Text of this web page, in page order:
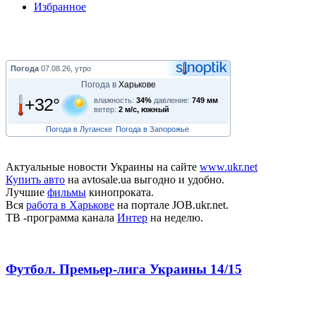
Избранное
Погода 07.08.26, утро
Погода в Харькове
+32° влажность: 34% давление: 749 мм
ветер: 2 м/с, южный
Погода в Луганске Погода в Запорожье
Актуальные новости Украины на сайте www.ukr.net
Купить авто на avtosale.ua выгодно и удобно.
Лучшие фильмы кинопроката.
Вся работа в Харькове на портале JOB.ukr.net.
ТВ -программа канала Интер на неделю.
Футбол. Премьер-лига Украины 14/15